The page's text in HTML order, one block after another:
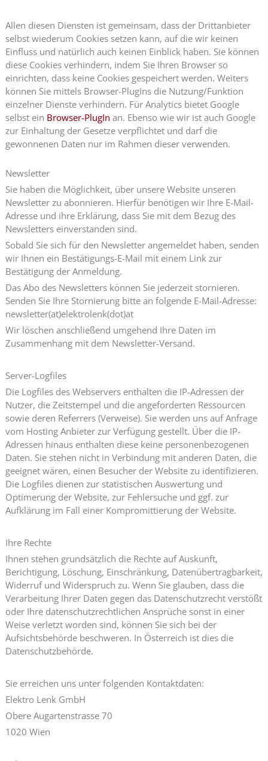
Allen diesen Diensten ist gemeinsam, dass der Drittanbieter
selbst wiederum Cookies setzen kann, auf die wir keinen
Einfluss und natürlich auch keinen Einblick haben. Sie können
diese Cookies verhindern, indem Sie Ihren Browser so
einrichten, dass keine Cookies gespeichert werden. Weiters
können Sie mittels Browser-PlugIns die Nutzung/Funktion
einzelner Dienste verhindern. Für Analytics bietet Google
selbst ein Browser-PlugIn an. Ebenso wie wir ist auch Google
zur Einhaltung der Gesetze verpflichtet und darf die
gewonnenen Daten nur im Rahmen dieser verwenden.
Newsletter
Sie haben die Möglichkeit, über unsere Website unseren
Newsletter zu abonnieren. Hierfür benötigen wir Ihre E-Mail-
Adresse und ihre Erklärung, dass Sie mit dem Bezug des
Newsletters einverstanden sind.
Sobald Sie sich für den Newsletter angemeldet haben, senden
wir Ihnen ein Bestätigungs-E-Mail mit einem Link zur
Bestätigung der Anmeldung.
Das Abo des Newsletters können Sie jederzeit stornieren.
Senden Sie Ihre Stornierung bitte an folgende E-Mail-Adresse:
newsletter(at)elektrolenk(dot)at
Wir löschen anschließend umgehend Ihre Daten im
Zusammenhang mit dem Newsletter-Versand.
Server-Logfiles
Die Logfiles des Webservers enthalten die IP-Adressen der
Nutzer, die Zeitstempel und die angeforderten Ressourcen
sowie deren Referrers (Verweise). Sie werden uns auf Anfrage
vom Hosting Anbieter zur Verfügung gestellt. Über die IP-
Adressen hinaus enthalten diese keine personenbezogenen
Daten. Sie stehen nicht in Verbindung mit anderen Daten, die
geeignet wären, einen Besucher der Website zu identifizieren.
Die Logfiles dienen zur statistischen Auswertung und
Optimerung der Website, zur Fehlersuche und ggf. zur
Aufklärung im Fall einer Kompromittierung der Website.
Ihre Rechte
Ihnen stehen grundsätzlich die Rechte auf Auskunft,
Berichtigung, Löschung, Einschränkung, Datenübertragbarkeit,
Widerruf und Widerspruch zu. Wenn Sie glauben, dass die
Verarbeitung Ihrer Daten gegen das Datenschutzrecht verstößt
oder Ihre datenschutzrechtlichen Ansprüche sonst in einer
Weise verletzt worden sind, können Sie sich bei der
Aufsichtsbehörde beschweren. In Österreich ist dies die
Datenschutzbehörde.
Sie erreichen uns unter folgenden Kontaktdaten:
Elektro Lenk GmbH
Obere Augartenstrasse 70
1020 Wien